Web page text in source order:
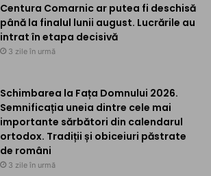
Centura Comarnic ar putea fi deschisă
până la finalul lunii august. Lucrările au
intrat în etapa decisivă
3 zile în urmă
Schimbarea la Fața Domnului 2026.
Semnificația uneia dintre cele mai
importante sărbători din calendarul
ortodox. Tradiții și obiceiuri păstrate
de români
3 zile în urmă